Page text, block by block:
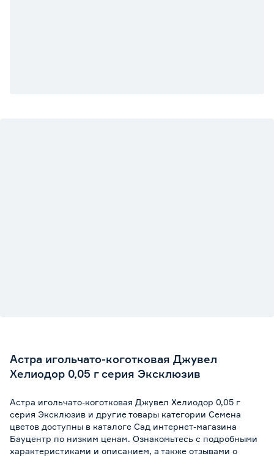
Астра игольчато-коготковая Джувел
Хелиодор 0,05 г серия Эксклюзив
Астра игольчато-коготковая Джувел Хелиодор 0,05 г
серия Эксклюзив и другие товары категории Семена
цветов доступны в каталоге Сад интернет-магазина
Бауцентр по низким ценам. Ознакомьтесь с подробными
характеристиками и описанием, а также отзывами о